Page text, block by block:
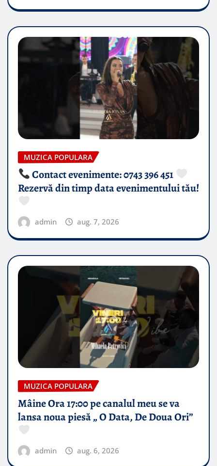
MUZICA POPULARA
Contact evenimente: 0743 396 451
Rezervă din timp data evenimentului tău!
admin aug. 7, 2026
MUZICA POPULARA
Mâine Ora 17:00 pe canalul meu se va
lansa noua piesă „ O Data, De Doua Ori”
admin aug. 6, 2026